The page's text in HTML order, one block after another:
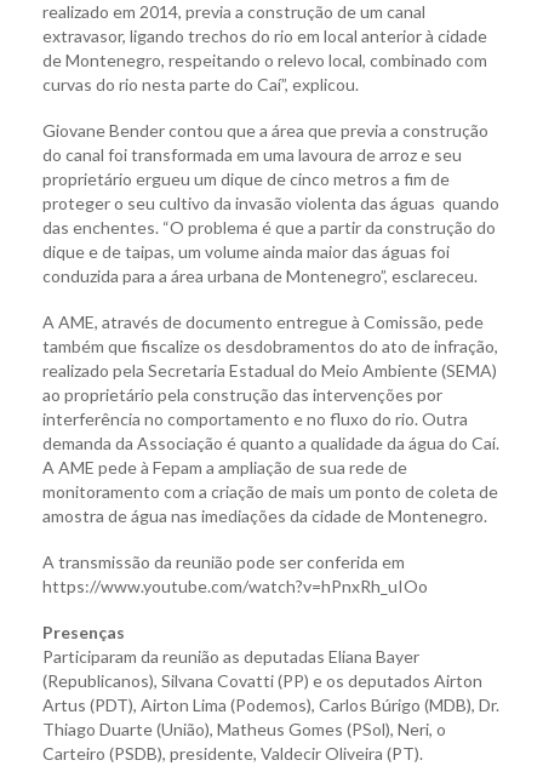
realizado em 2014, previa a construção de um canal
extravasor, ligando trechos do rio em local anterior à cidade
de Montenegro, respeitando o relevo local, combinado com
curvas do rio nesta parte do Caí”, explicou.
Giovane Bender contou que a área que previa a construção
do canal foi transformada em uma lavoura de arroz e seu
proprietário ergueu um dique de cinco metros a fim de
proteger o seu cultivo da invasão violenta das águas quando
das enchentes. “O problema é que a partir da construção do
dique e de taipas, um volume ainda maior das águas foi
conduzida para a área urbana de Montenegro”, esclareceu.
A AME, através de documento entregue à Comissão, pede
também que fiscalize os desdobramentos do ato de infração,
realizado pela Secretaria Estadual do Meio Ambiente (SEMA)
ao proprietário pela construção das intervenções por
interferência no comportamento e no fluxo do rio. Outra
demanda da Associação é quanto a qualidade da água do Caí.
A AME pede à Fepam a ampliação de sua rede de
monitoramento com a criação de mais um ponto de coleta de
amostra de água nas imediações da cidade de Montenegro.
A transmissão da reunião pode ser conferida em
https://www.youtube.com/watch?v=hPnxRh_uIOo
Presenças
Participaram da reunião as deputadas Eliana Bayer
(Republicanos), Silvana Covatti (PP) e os deputados Airton
Artus (PDT), Airton Lima (Podemos), Carlos Búrigo (MDB), Dr.
Thiago Duarte (União), Matheus Gomes (PSol), Neri, o
Carteiro (PSDB), presidente, Valdecir Oliveira (PT).